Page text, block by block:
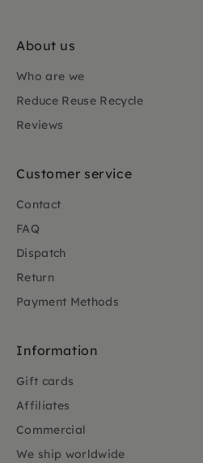
About us
Who are we
Reduce Reuse Recycle
Reviews
Customer service
Contact
FAQ
Dispatch
Return
Payment Methods
Information
Gift cards
Affiliates
Commercial
We ship worldwide